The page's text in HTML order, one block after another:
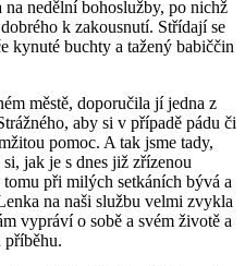
nedělní bohoslužby, po nichž
k zakousnutí. Střídají se
kynuté buchty a tažený babiččin
městě, doporučila jí jedna z
aby si v případě pádu či
pomoc. A tak jsme tady,
jak je s dnes již zřízenou
při milých setkáních bývá a
na naši službu velmi zvykla
vypráví o sobě a svém životě a
příběhu.